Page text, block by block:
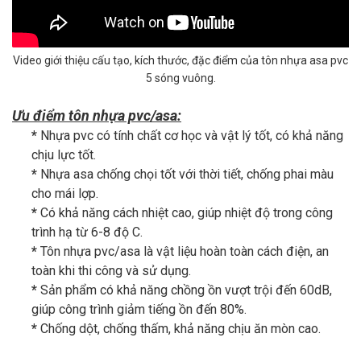
Video giới thiệu cấu tạo, kích thước, đặc điểm của tôn nhựa asa pvc
5 sóng vuông.
Ưu điểm tôn nhựa pvc/asa:
* Nhựa pvc có tính chất cơ học và vật lý tốt, có khả năng
chịu lực tốt.
* Nhựa asa chống chọi tốt với thời tiết, chống phai màu
cho mái lợp.
* Có khả năng cách nhiệt cao, giúp nhiệt độ trong công
trình hạ từ 6-8 độ C.
* Tôn nhựa pvc/asa là vật liệu hoàn toàn cách điện, an
toàn khi thi công và sử dụng.
* Sản phẩm có khả năng chồng ồn vượt trội đến 60dB,
giúp công trình giảm tiếng ồn đến 80%.
* Chống dột, chống thấm, khả năng chịu ăn mòn cao.